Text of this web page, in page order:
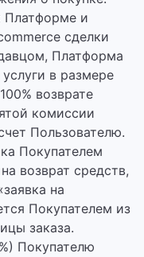
Платформе и
сделки
Платформа
в размере
возврате
комиссии
Пользователю.
Покупателем
возврат средств,
на
Покупателем из
заказа.
Покупателю